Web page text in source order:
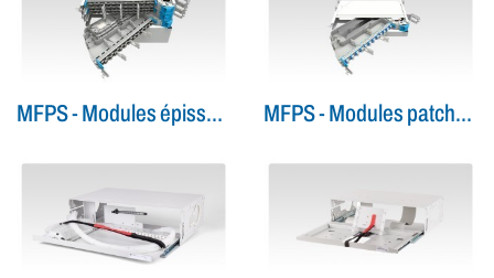
MFPS - Modules épissures/patchs MFPS - Modules patchs/patchs